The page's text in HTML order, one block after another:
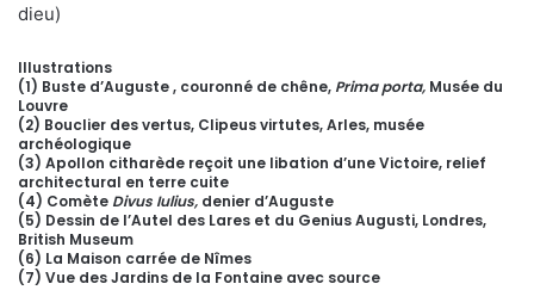
dieu)
Illustrations
(1) Buste d’Auguste , couronné de chêne, Prima porta, Musée du
Louvre
(2) Bouclier des vertus, Clipeus virtutes, Arles, musée
archéologique
(3) Apollon citharède reçoit une libation d’une Victoire, relief
architectural en terre cuite
(4) Comète Divus Iulius, denier d’Auguste
(5) Dessin de l’Autel des Lares et du Genius Augusti, Londres,
British Museum
(6) La Maison carrée de Nîmes
(7) Vue des Jardins de la Fontaine avec source